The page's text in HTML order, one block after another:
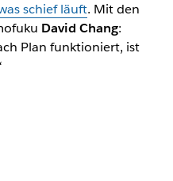
schief läuft. Mit den
David Chang:
Plan funktioniert, ist